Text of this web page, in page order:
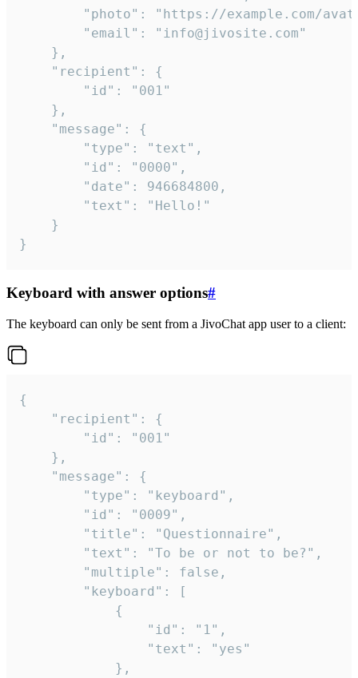
}
Keyboard with answer options#
The keyboard can only be sent from a JivoChat app user to a client:
{